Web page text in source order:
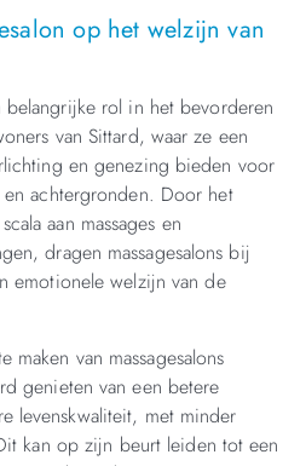
op het welzijn van
belangrijke rol in het bevorderen
van Sittard, waar ze een
en genezing bieden voor
achtergronden. Door het
aan massages en
dragen massagesalons bij
emotionele welzijn van de
van massagesalons
genieten van een betere
levenskwaliteit, met minder
kan op zijn beurt leiden tot een